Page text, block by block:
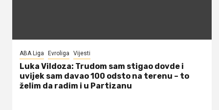
ABA Liga Evroliga Vijesti
Luka Vildoza: Trudom sam stigao dovde i
uvijek sam davao 100 odsto na terenu – to
želim da radim i u Partizanu